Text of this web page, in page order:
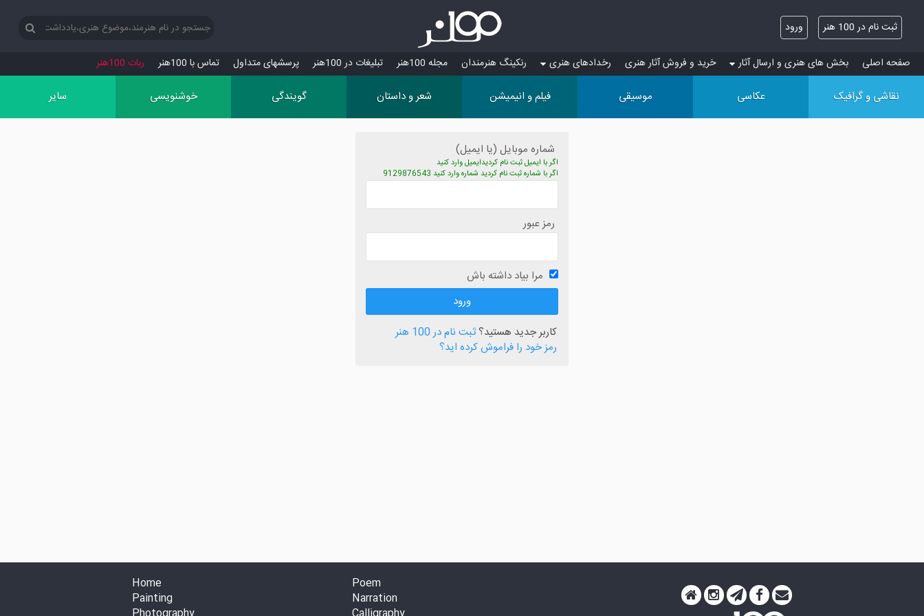
ثبت نام در 100 هنر ورود
صفحه اصلی بخش های هنری و ارسال آثار خرید و فروش آثار هنری رخدادهای هنری رنکینگ هنرمندان مجله 100هنر تبلیغات در 100هنر پرسش‏های متداول تماس با 100هنر ربات 100هنر
نقاشی و گرافیک عکاسی موسیقی فیلم و انیمیشن شعر و داستان گویندگی خوشنویسی سایر
شماره موبایل (یا ایمیل)
اگر با ایمیل ثبت نام کردیدایمیل وارد کنید
اگر با شماره ثبت نام کردید شماره وارد کنید 9129876543
رمز عبور
مرا بیاد داشته باش
کاربر جدید هستید؟ثبت نام در 100 هنر
رمز خود را فراموش کرده اید؟
Home
Painting
Poem
Narration